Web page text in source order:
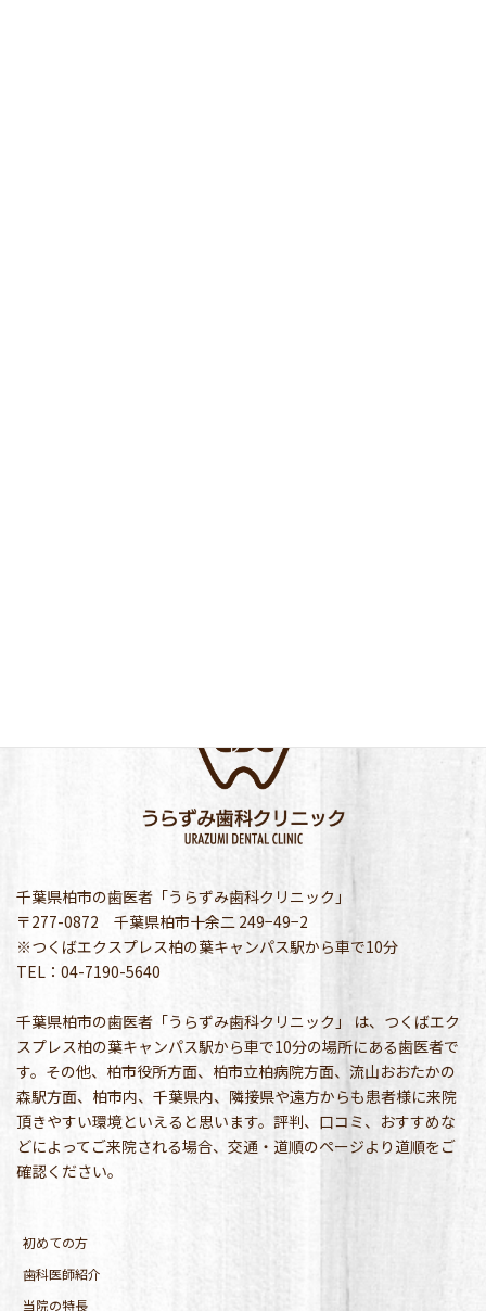
千葉県柏市の歯医者「うらずみ歯科クリニック」
〒277-0872 千葉県柏市十余二 249−49−2
※つくばエクスプレス柏の葉キャンパス駅から車で10分
TEL：04-7190-5640
千葉県柏市の歯医者「うらずみ歯科クリニック」 は、つくばエク
スプレス柏の葉キャンパス駅から車で10分の場所にある歯医者で
す。その他、柏市役所方面、柏市立柏病院方面、流山おおたかの
森駅方面、柏市内、千葉県内、隣接県や遠方からも患者様に来院
頂きやすい環境といえると思います。評判、口コミ、おすすめな
どによってご来院される場合、交通・道順のページより道順をご
確認ください。
初めての方
歯科医師紹介
当院の特長